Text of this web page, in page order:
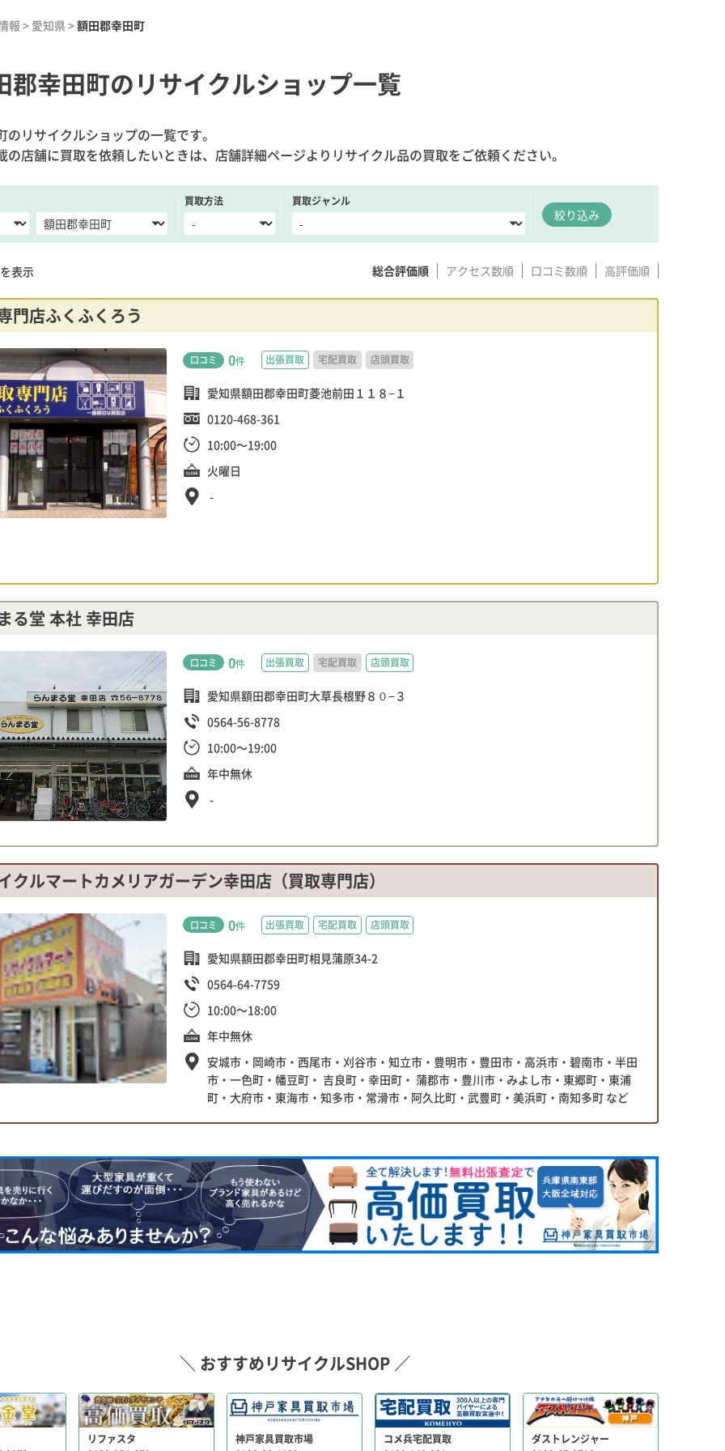
報 > 愛知県 >額田郡幸田町
郡幸田町のリサイクルショップ一覧
のリサイクルショップの一覧です。
の店舗に買取を依頼したいときは、店舗詳細ページよりリサイクル品の買取をご依頼ください。
買取方法 買取ジャンル
絞り込み
表示 総合評価順 アクセス数順 口コミ数順 高評価順
門店ふくふくろう
口コミ 0件 出張買取 宅配買取 店頭買取
愛知県額田郡幸田町菱池前田１１８−１
0120-468-361
10:00～19:00
火曜日
-
る堂 本社 幸田店
口コミ 0件 出張買取 宅配買取 店頭買取
愛知県額田郡幸田町大草長根野８０−３
0564-56-8778
10:00～19:00
年中無休
-
クルマートカメリアガーデン幸田店（買取専門店）
口コミ 0件 出張買取 宅配買取 店頭買取
愛知県額田郡幸田町相見蒲原34-2
0564-64-7759
10:00～18:00
年中無休
安城市・岡崎市・西尾市・刈谷市・知立市・豊明市・豊田市・高浜市・碧南市・半田
市・一色町・幡豆町・ 吉良町・幸田町・ 蒲郡市・豊川市・みよし市・東郷町・東浦
町・大府市・東海市・知多市・常滑市・阿久比町・武豊町・美浜町・南知多町 など
＼ おすすめリサイクルSHOP ／
リファスタ
神戸家具買取市場
コメ兵宅配買取
ダストレンジャー